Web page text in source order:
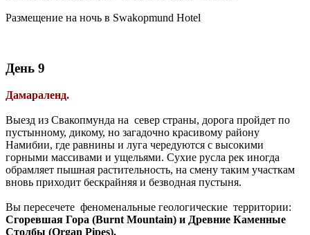
Размещение на ночь в Swakopmund Hotel
День 9
Дамараленд.
Выезд из Свакопмунда на север страны, дорога пройдет по
пустынному, дикому, но загадочно красивому району
Намибии, где равнины и луга чередуются с высокими
горными массивами и ущельями. Сухие русла рек иногда
обрамляет пышная растительность, на смену таким участкам
вновь приходит бескрайняя и безводная пустыня.
Вы пересечете феноменальные геологические территории:
Сгоревшая Гора (Burnt Mountain) и Древние Каменные
Столбы (Organ Pipes).